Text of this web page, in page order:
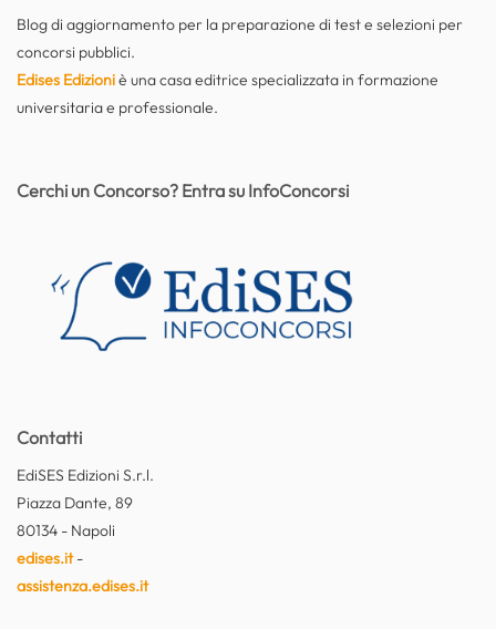
Blog di aggiornamento per la preparazione di test e selezioni per
concorsi pubblici.
Edises Edizioniè una casa editrice specializzata in formazione
universitaria e professionale.
Contatti
EdiSES Edizioni S.r.l.
Piazza Dante, 89
80134 - Napoli
edises.it-
assistenza.edises.it
Cerchi un Concorso? Entra su InfoConcorsi